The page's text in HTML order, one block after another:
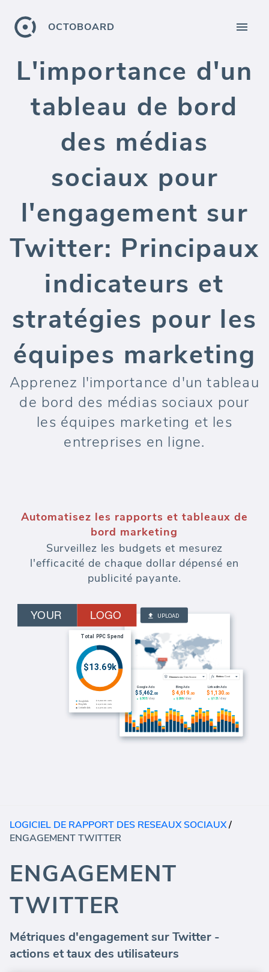
OCTOBOARD
L'importance d'un
tableau de bord
des médias
sociaux pour
l'engagement sur
Twitter: Principaux
indicateurs et
stratégies pour les
équipes marketing
Apprenez l'importance d'un tableau
de bord des médias sociaux pour
les équipes marketing et les
entreprises en ligne.
Automatisez les rapports et tableaux de
bord marketing
Surveillez les budgets et mesurez
l'efficacité de chaque dollar dépensé en
publicité payante.
LOGICIEL DE RAPPORT DES RESEAUX SOCIAUX/
ENGAGEMENT TWITTER
ENGAGEMENT
TWITTER
Métriques d'engagement sur Twitter -
actions et taux des utilisateurs